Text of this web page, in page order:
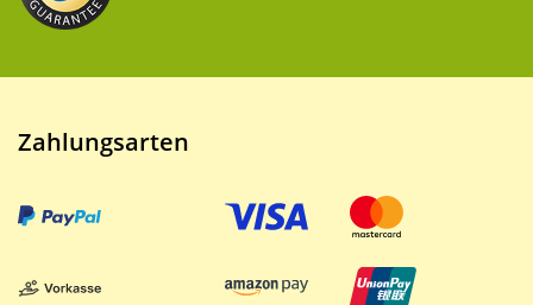
Zahlungsarten